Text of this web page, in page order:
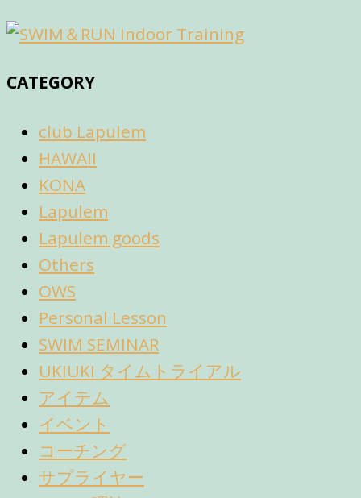
CATEGORY
club Lapulem
HAWAII
KONA
Lapulem
Lapulem goods
Others
OWS
Personal Lesson
SWIM SEMINAR
UKIUKI タイムトライアル
アイテム
イベント
コーチング
サプライヤー